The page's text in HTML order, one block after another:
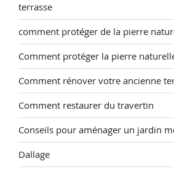
terrasse
comment protéger de la pierre
Comment protéger la pierre
Comment rénover votre ancienne
Comment restaurer du travertin
Conseils pour aménager un jardin
Dallage